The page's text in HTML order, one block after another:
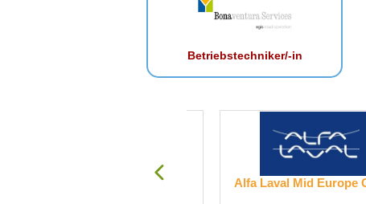
Betriebstechniker/-in
Alfa Laval Mid Europe GmbH